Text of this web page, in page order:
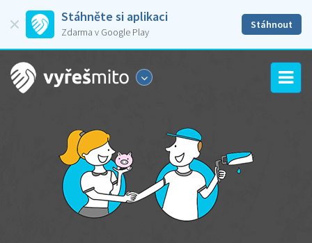
Stáhněte si aplikaci
Zdarma v Google Play
Stáhnout